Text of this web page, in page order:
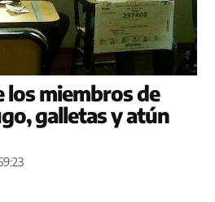
los miembros de
galletas y atún